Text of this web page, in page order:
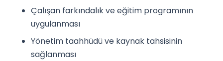
Çalışan farkındalık ve eğitim programının
uygulanması
Yönetim taahhüdü ve kaynak tahsisinin
sağlanması